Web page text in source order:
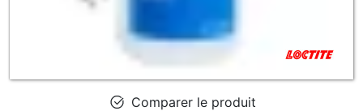
Comparer le produit